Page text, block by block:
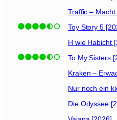
Traffic –
Toy Story 5
H wie Habicht
To My Sisters
Kraken –
Nur noch ein
Die Odyssee